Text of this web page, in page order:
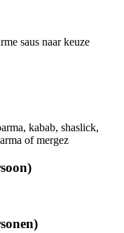
saus naar keuze
kabab, shaslick,
of mergez